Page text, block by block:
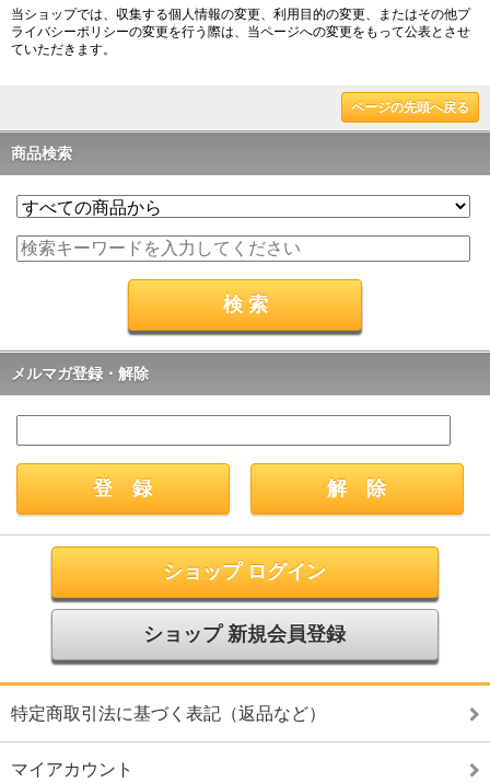
当ショップでは、収集する個人情報の変更、利用目的の変更、またはその他プ
ライバシーポリシーの変更を行う際は、当ページへの変更をもって公表とさせ
ていただきます。
ページの先頭へ戻る
商品検索
メルマガ登録・解除
ショップ ログイン
ショップ 新規会員登録
特定商取引法に基づく表記（返品など）
マイアカウント